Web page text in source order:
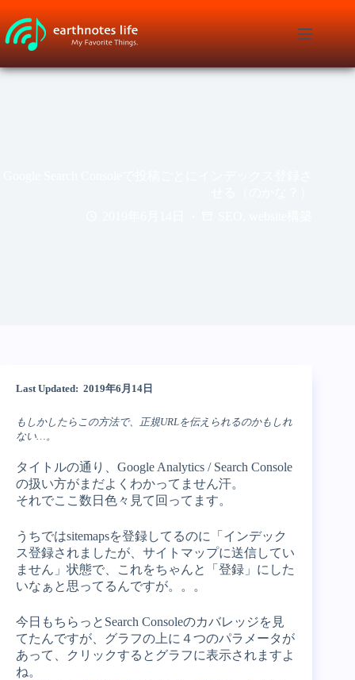
ン
テ
ツ
Last Updated: 2019年6月14日
もしかしたらこの方法で、正規URLを伝えられるのかもしれ
ない…。
タイトルの通り、Google Analytics / Search Console
の扱い方がまだよくわかってません汗。
それでここ数日色々見て回ってます。
うちではsitemapsを登録してるのに「インデック
ス登録されましたが、サイトマップに送信してい
ません」状態で、これをちゃんと「登録」にした
いなぁと思ってるんですが。。。
今日もちらっとSearch Consoleのカバレッジを見
てたんですが、グラフの上に４つのパラメータが
あって、クリックするとグラフに表示されますよ
ね。